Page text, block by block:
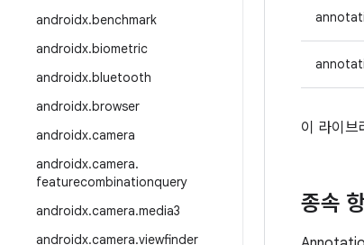
androidx.benchmark
androidx.biometric
androidx.bluetooth
androidx.browser
androidx.camera
androidx.camera.
featurecombinationquery
androidx.camera.media3
androidx.camera.viewfinder
이 라이
종속